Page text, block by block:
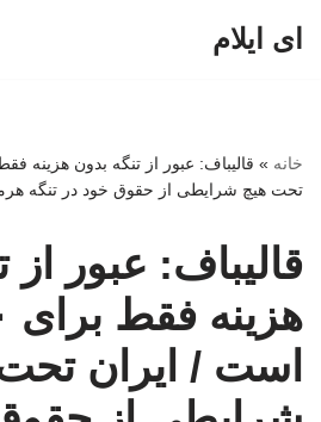
ای ایلام
خانه »
تحت هیچ شرایطی از حقوق خود در تنگه
قالیباف: عبور از
است / ایران